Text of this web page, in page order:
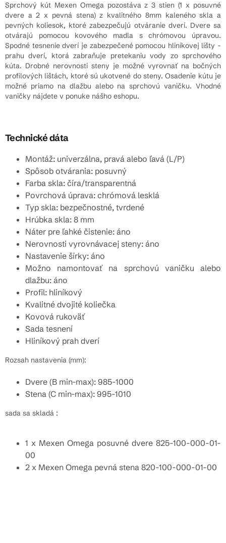
Sprchový kút Mexen Omega pozostáva z 3 stien (1 x posuvné
dvere a 2 x pevná stena) z kvalitného 8mm kaleného skla a
pevných koliesok, ktoré zabezpečujú otváranie dverí. Dvere sa
otvárajú pomocou kovového madla s chrómovou úpravou.
Spodné tesnenie dverí je zabezpečené pomocou hliníkovej lišty -
prahu dverí, ktorá zabraňuje pretekaniu vody zo sprchového
kúta. Drobné nerovnosti steny je možné vyrovnať na bočných
profilových lištách, ktoré sú ukotvené do steny. Osadenie kútu je
možné priamo na dlažbu alebo na sprchovú vaničku. Vhodné
vaničky nájdete v ponuke nášho eshopu.
Technické dáta
Montáž: univerzálna, pravá alebo ľavá (L/P)
Spôsob otvárania: posuvný
Farba skla: číra/transparentná
Povrchová úprava: chrómová lesklá
Typ skla: bezpečnostné, tvrdené
Hrúbka skla: 8 mm
Náter pre ľahké čistenie: áno
Nerovnosti vyrovnávacej steny: áno
Nastavenie šírky: áno
Možno namontovať na sprchovú vaničku alebo
dlažbu: áno
Profil: hliníkový
Kvalitné dvojité koliečka
Kovová rukoväť
Sada tesnení
Hliníkový prah dverí
Rozsah nastavenia (mm):
Dvere (B min-max): 985-1000
Stena (C min-max): 995-1010
sada sa skladá :
1 x Mexen Omega posuvné dvere 825-100-000-01-
00
2 x Mexen Omega pevná stena 820-100-000-01-00